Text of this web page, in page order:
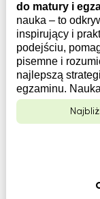
do matury i
nauka – to
inspirujący i
podejściu,
pisemne i
najlepszą
egzaminu.